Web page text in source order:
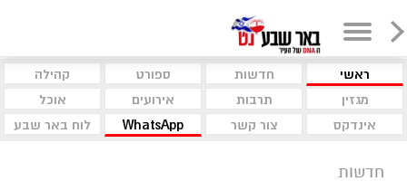
ראשי חדשות ספורט
קהילה
מגזין
תרבות אירועים
אוכל
אינדקס
צור קשר WhatsApp לוח באר שבע
חדשות